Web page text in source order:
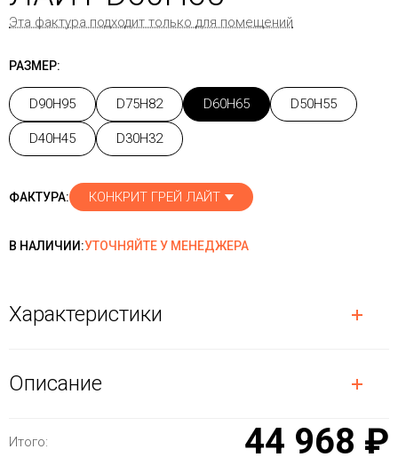
Эта фактура подходит только для помещений
РАЗМЕР:
D90H95 D75H82 D60H65 D50H55
D40H45 D30H32
ФАКТУРА: КОНКРИТ ГРЕЙ ЛАЙТ
В НАЛИЧИИ:УТОЧНЯЙТЕ У МЕНЕДЖЕРА
Характеристики
Описание
Итого: 44 968 ₽